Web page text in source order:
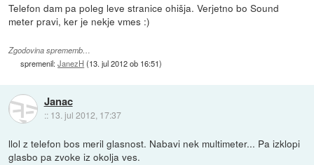
Telefon dam pa poleg leve stranice ohišja. Verjetno bo Sound
meter pravi, ker je nekje vmes :)
Zgodovina sprememb…
spremenil:JanezH (13. jul 2012 ob 16:51)
Janac
:: 13. jul 2012, 17:37
llol z telefon bos meril glasnost. Nabavi nek multimeter... Pa izklopi
glasbo pa zvoke iz okolja ves.